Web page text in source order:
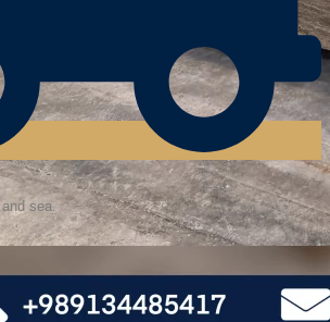
sea.